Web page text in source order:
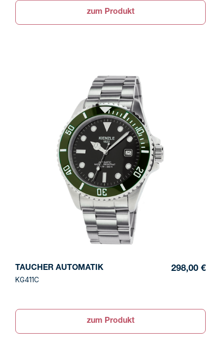
zum Produkt
TAUCHER AUTOMATIK
KG411C
298,00 €
zum Produkt